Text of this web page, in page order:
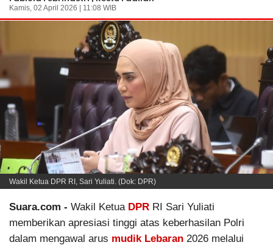
Kamis, 02 April 2026 | 11:08 WIB
Wakil Ketua DPR RI, Sari Yuliati. (Dok: DPR)
Suara.com - Wakil Ketua DPR RI Sari Yuliati
memberikan apresiasi tinggi atas keberhasilan Polri
dalam mengawal arus mudik Lebaran 2026 melalui